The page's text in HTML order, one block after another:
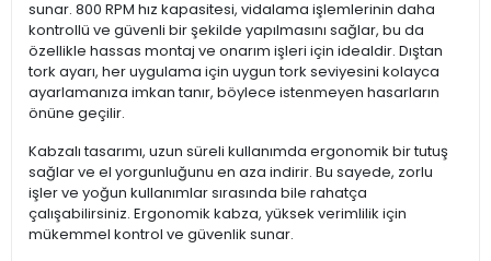
sunar. 800 RPM hız kapasitesi, vidalama işlemlerinin daha
kontrollü ve güvenli bir şekilde yapılmasını sağlar, bu da
özellikle hassas montaj ve onarım işleri için idealdir. Dıştan
tork ayarı, her uygulama için uygun tork seviyesini kolayca
ayarlamanıza imkan tanır, böylece istenmeyen hasarların
önüne geçilir.
Kabzalı tasarımı, uzun süreli kullanımda ergonomik bir tutuş
sağlar ve el yorgunluğunu en aza indirir. Bu sayede, zorlu
işler ve yoğun kullanımlar sırasında bile rahatça
çalışabilirsiniz. Ergonomik kabza, yüksek verimlilik için
mükemmel kontrol ve güvenlik sunar.